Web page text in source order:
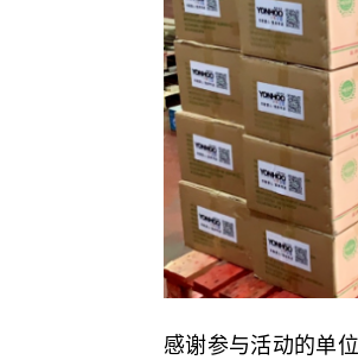
感谢参与活动的单